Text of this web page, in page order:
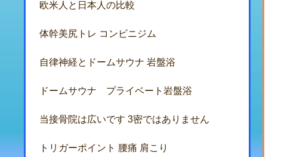
欧米人と日本人の比較
体幹美尻トレ コンビニジム
自律神経とドームサウナ 岩盤浴
ドームサウナ プライベート岩盤浴
当接骨院は広いです 3密ではありません
トリガーポイント 腰痛 肩こり